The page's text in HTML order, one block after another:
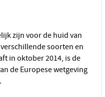
zijn voor de huid van
soorten en
in oktober 2014, is de
de Europese wetgeving